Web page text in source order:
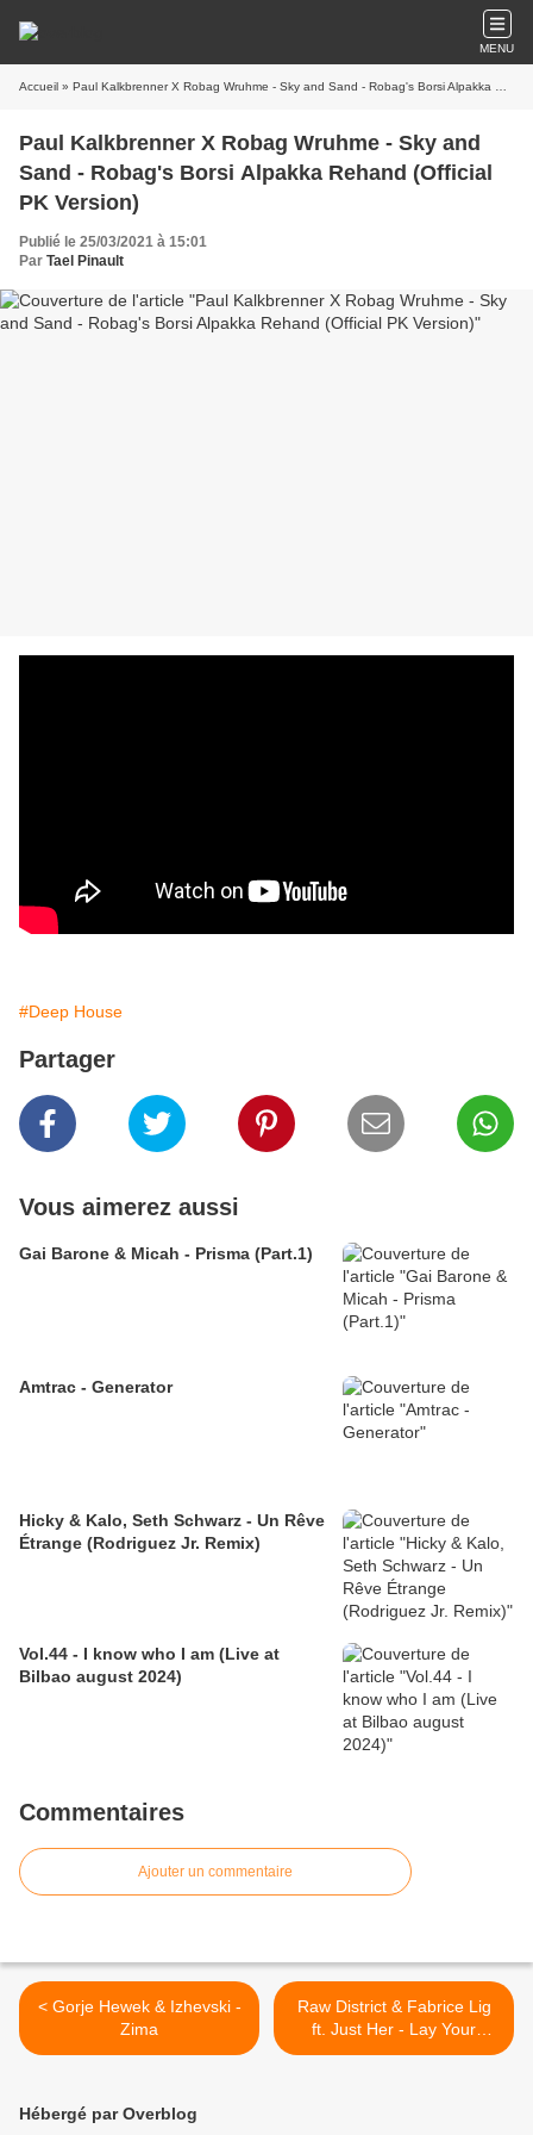
MENU
Accueil » Paul Kalkbrenner X Robag Wruhme - Sky and Sand - Robag's Borsi Alpakka Rehand (Official PK Version)
Paul Kalkbrenner X Robag Wruhme - Sky and
Sand - Robag's Borsi Alpakka Rehand (Official
PK Version)
Publié le 25/03/2021 à 15:01
Par Tael Pinault
#Deep House
Partager
Vous aimerez aussi
Gai Barone & Micah - Prisma (Part.1)
Amtrac - Generator
Hicky & Kalo, Seth Schwarz - Un Rêve
Étrange (Rodriguez Jr. Remix)
Vol.44 - I know who I am (Live at
Bilbao august 2024)
Commentaires
Ajouter un commentaire
< Gorje Hewek & Izhevski -
Zima
Raw District & Fabrice Lig
ft. Just Her - Lay Your
Weapons Down (Alex
Hébergé par Overblog